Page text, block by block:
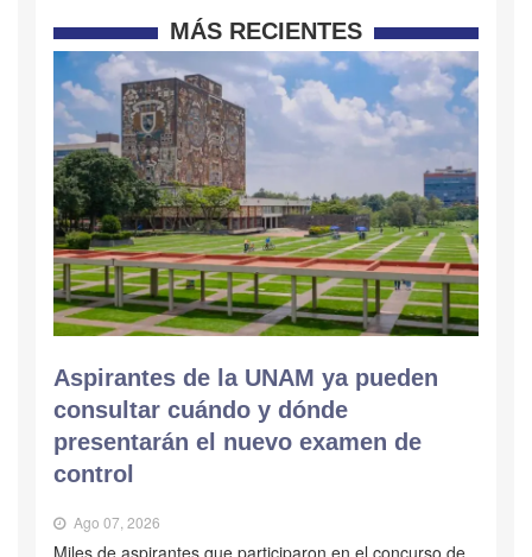
MÁS RECIENTES
Aspirantes de la UNAM ya pueden
consultar cuándo y dónde
presentarán el nuevo examen de
control
Ago 07, 2026
Miles de aspirantes que participaron en el concurso de